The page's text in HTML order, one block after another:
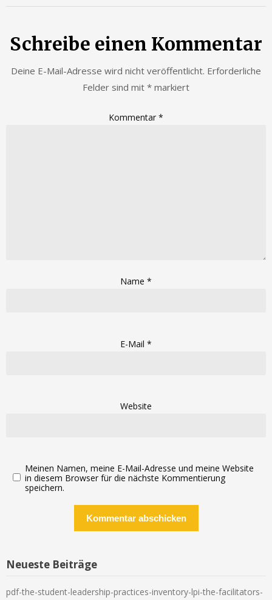
Schreibe einen Kommentar
Deine E-Mail-Adresse wird nicht veröffentlicht. Erforderliche
Felder sind mit * markiert
Kommentar *
Name *
E-Mail *
Website
Meinen Namen, meine E-Mail-Adresse und meine Website
in diesem Browser für die nächste Kommentierung
speichern.
Neueste Beiträge
pdf-the-student-leadership-practices-inventory-lpi-the-facilitators-